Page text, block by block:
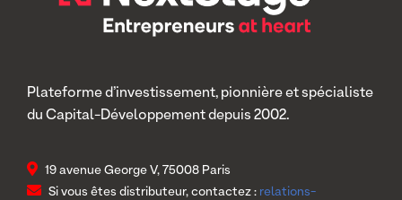
Plateforme d’investissement, pionnière et spécialiste
du Capital-Développement depuis 2002.
19 avenue George V, 75008 Paris
Si vous êtes distributeur, contactez : relations-